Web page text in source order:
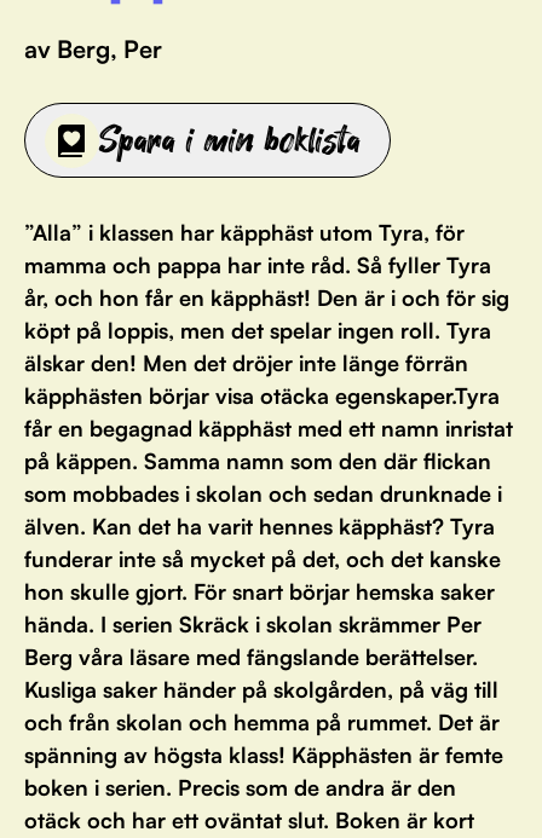
av Berg, Per
Spara i min boklista
”Alla” i klassen har käpphäst utom Tyra, för
mamma och pappa har inte råd. Så fyller Tyra
år, och hon får en käpphäst! Den är i och för sig
köpt på loppis, men det spelar ingen roll. Tyra
älskar den! Men det dröjer inte länge förrän
käpphästen börjar visa otäcka egenskaper.Tyra
får en begagnad käpphäst med ett namn inristat
på käppen. Samma namn som den där flickan
som mobbades i skolan och sedan drunknade i
älven. Kan det ha varit hennes käpphäst? Tyra
funderar inte så mycket på det, och det kanske
hon skulle gjort. För snart börjar hemska saker
hända. I serien Skräck i skolan skrämmer Per
Berg våra läsare med fängslande berättelser.
Kusliga saker händer på skolgården, på väg till
och från skolan och hemma på rummet. Det är
spänning av högsta klass! Käpphästen är femte
boken i serien. Precis som de andra är den
otäck och har ett oväntat slut. Boken är kort